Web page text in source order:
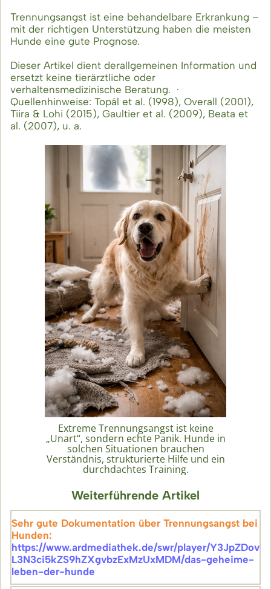
Trennungsangst ist eine behandelbare Erkrankung –
mit der richtigen Unterstützung haben die meisten
Hunde eine gute Prognose.
Dieser Artikel dient derallgemeinen Information und
ersetzt keine tierärztliche oder
verhaltensmedizinische Beratung. ·
Quellenhinweise: Topál et al. (1998), Overall (2001),
Tiira & Lohi (2015), Gaultier et al. (2009), Beata et
al. (2007), u. a.
Extreme Trennungsangst ist keine
„Unart“, sondern echte Panik. Hunde in
solchen Situationen brauchen
Verständnis, strukturierte Hilfe und ein
durchdachtes Training.
Weiterführende Artikel
Sehr gute Dokumentation über Trennungsangst bei
Hunden:
https://www.ardmediathek.de/swr/player/Y3JpZDov
L3N3ci5kZS9hZXgvbzExMzUxMDM/das-geheime-
leben-der-hunde